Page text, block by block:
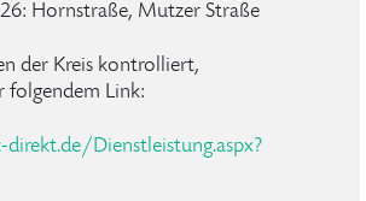
Hornstraße, Mutzer Straße
der Kreis kontrolliert,
folgendem Link:
Dienstleistung.aspx?